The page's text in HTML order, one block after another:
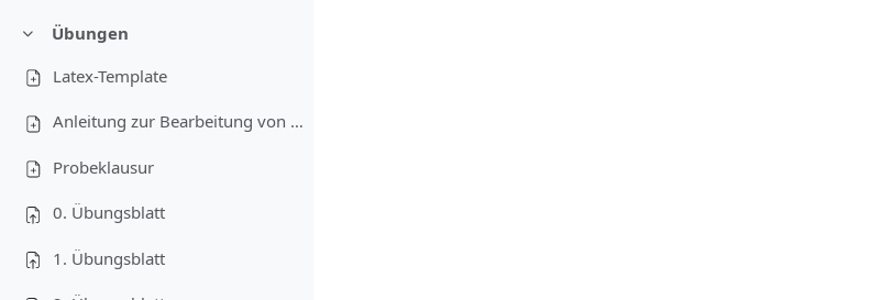
Einklappen
Übungen
Latex-Template
Anleitung zur Bearbeitung von Programmieraufgaben
Probeklausur
0. Übungsblatt
1. Übungsblatt